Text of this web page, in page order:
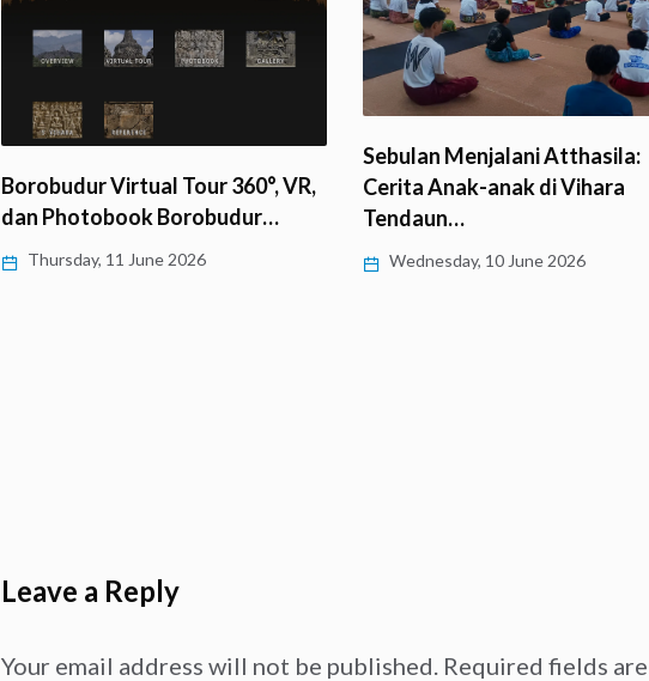
Borobudur Virtual Tour 360°, VR,
dan Photobook Borobudur…
Thursday, 11 June 2026
Sebulan Menjalani Atthasila:
Cerita Anak-anak di Vihara
Tendaun…
Wednesday, 10 June 2026
Leave a Reply
Your email address will not be published. Required fields